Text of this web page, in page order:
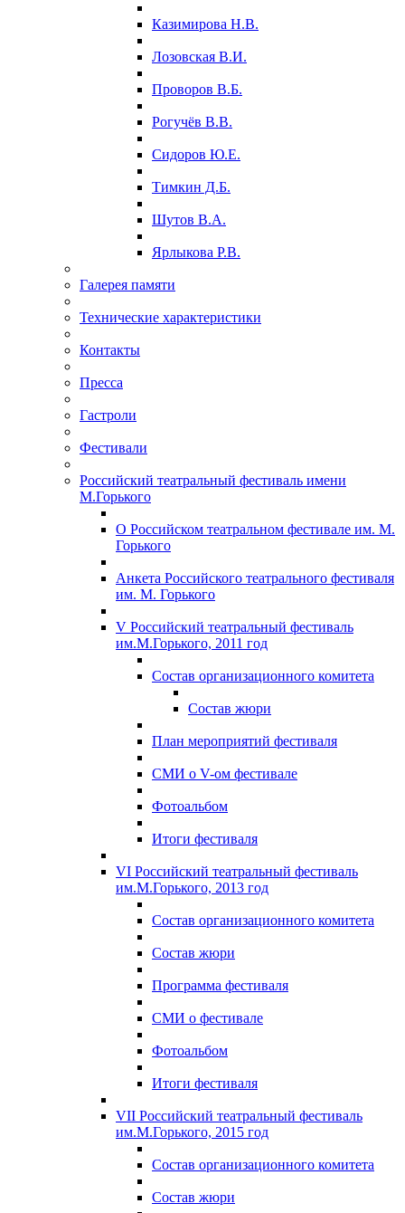
Казимирова Н.В.
Лозовская В.И.
Проворов В.Б.
Рогучёв В.В.
Сидоров Ю.Е.
Тимкин Д.Б.
Шутов В.А.
Ярлыкова Р.В.
Галерея памяти
Технические характеристики
Контакты
Пресса
Гастроли
Фестивали
Российский театральный фестиваль имени
М.Горького
О Российском театральном фестивале им. М.
Горького
Анкета Российского театрального фестиваля
им. М. Горького
V Российский театральный фестиваль
им.М.Горького, 2011 год
Состав организационного комитета
Состав жюри
План мероприятий фестиваля
СМИ о V-ом фестивале
Фотоальбом
Итоги фестиваля
VI Российский театральный фестиваль
им.М.Горького, 2013 год
Состав организационного комитета
Состав жюри
Программа фестиваля
СМИ о фестивале
Фотоальбом
Итоги фестиваля
VII Российский театральный фестиваль
им.М.Горького, 2015 год
Состав организационного комитета
Состав жюри